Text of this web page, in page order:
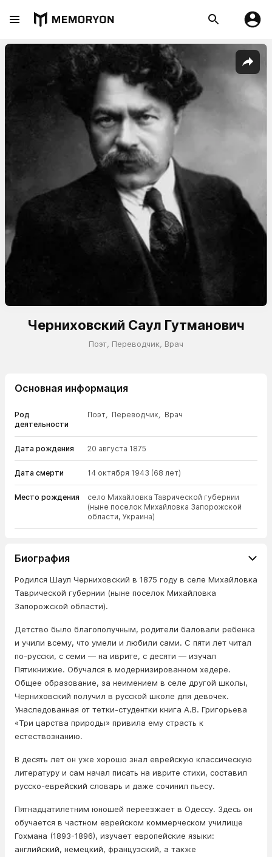
Черниховский Саул Гутманович
Поэт, Переводчик, Врач
Основная информация
Род
деятельности
Поэт, Переводчик, Врач
Дата рождения 20 августа 1875
Дата смерти 14 октября 1943 (68 лет)
Место рождения
село Михайловка Таврической губернии
(ныне поселок Михайловка Запорожской
области, Украина)
Биография
Родился Шаул Черниховский в 1875 году в селе Михайловка
Таврической губернии (ныне поселок Михайловка
Запорожской области).
Детство было благополучным, родители баловали ребенка
и учили всему, что умели и любили сами. С пяти лет читал
по-русски, с семи — на иврите, с десяти — изучал
Пятикнижие. Обучался в модернизированном хедере.
Общее образование, за неимением в селе другой школы,
Черниховский получил в русской школе для девочек.
Унаследованная от тетки-студентки книга А.В. Григорьева
«Три царства природы» привила ему страсть к
естествознанию.
В десять лет он уже хорошо знал еврейскую классическую
литературу и сам начал писать на иврите стихи, составил
русско-еврейский словарь и даже сочинил пьесу.
Пятнадцатилетним юношей переезжает в Одессу. Здесь он
обучается в частном еврейском коммерческом училище
Гохмана (1893-1896), изучает европейские языки:
английский, немецкий, французский, а также